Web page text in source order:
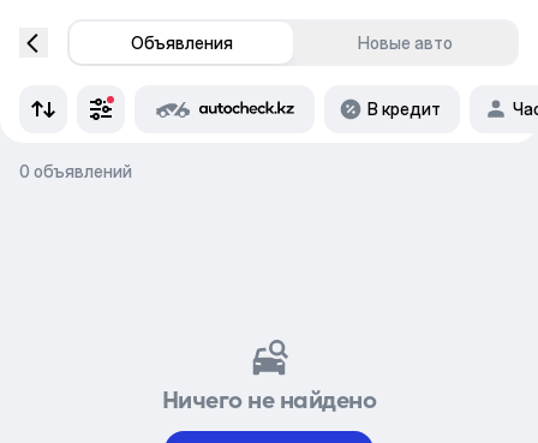
Объявления Новые авто
В кредит
0 объявлений
Ничего не найдено